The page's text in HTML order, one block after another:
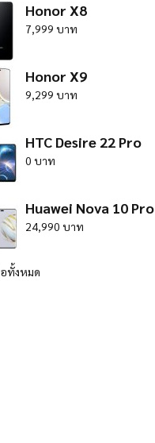
Honor X8
7,999 บาท
Honor X9
9,299 บาท
HTC Desire 22 Pro
0 บาท
Huawei Nova 10 Pro
24,990 บาท
ทั้งหมด